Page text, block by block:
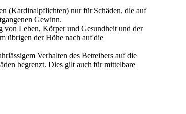
(Kardinalpflichten) nur für Schäden, die auf
Gewinn.
von Leben, Körper und Gesundheit und der
übrigen der Höhe nach auf die
Verhalten des Betreibers auf die
begrenzt. Dies gilt auch für mittelbare